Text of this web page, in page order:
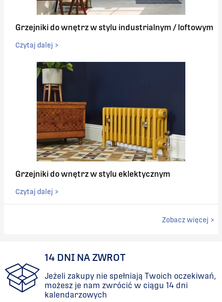
Grzejniki do wnętrz w stylu industrialnym / loftowym
Czytaj dalej >
Grzejniki do wnętrz w stylu eklektycznym
Czytaj dalej >
Zobacz więcej >
14 DNI NA ZWROT
Jeżeli zakupy nie spełniają Twoich oczekiwań,
możesz je nam zwrócić w ciągu 14 dni
kalendarzowych